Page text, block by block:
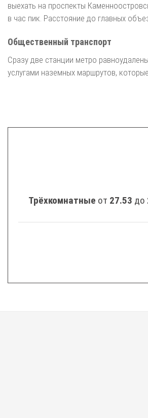
выехать на проспекты
в час пик. Расстояние до главных
Общественный транспорт
Сразу две станции метро
услугами наземных маршрутов,
Трёхкомнатные от 27.53 до